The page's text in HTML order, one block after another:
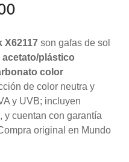
actual
es:
$ 196.800.
X62117 son gafas de sol
acetato/plástico
color
de color neutra y
y UVB; incluyen
y cuentan con garantía
original en Mundo